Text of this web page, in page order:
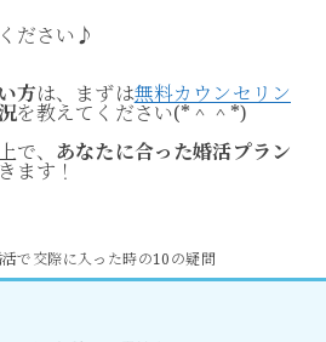
ださい♪
方は、まずは無料カウンセリン
を教えてください(*＾＾*)
で、 あなたに合った婚活プラン
ます！
活で交際に入った時の10の疑問